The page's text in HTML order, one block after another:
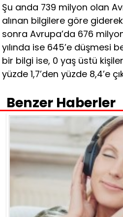
Şu anda 739 milyon olan
alınan bilgilere göre
sonra Avrupa’da 676
yılında ise 645’e düşmesi
bir bilgi ise, 0 yaş üstü
yüzde 1,7’den yüzde 8,4’e
Benzer Haberler